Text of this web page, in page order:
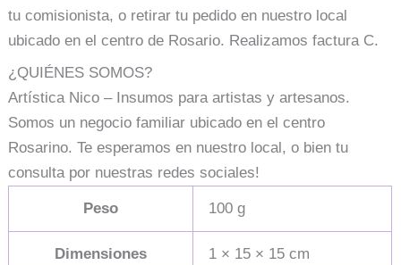
tu comisionista, o retirar tu pedido en nuestro local
ubicado en el centro de Rosario. Realizamos factura C.
¿QUIÉNES SOMOS?
Artística Nico – Insumos para artistas y artesanos.
Somos un negocio familiar ubicado en el centro
Rosarino. Te esperamos en nuestro local, o bien tu
consulta por nuestras redes sociales!
Peso 100 g
Dimensiones 1 × 15 × 15 cm